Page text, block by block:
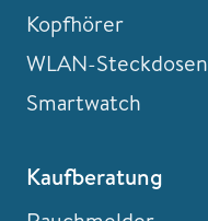
Kopfhörer
WLAN-Steckdosen
Smartwatch
Kaufberatung